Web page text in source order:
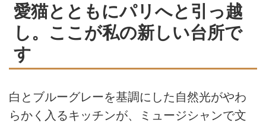
愛猫とともにパリへと引っ越
し。ここが私の新しい台所で
す
白とブルーグレーを基調にした自然光がやわ
らかく入るキッチンが、ミュージシャンで文